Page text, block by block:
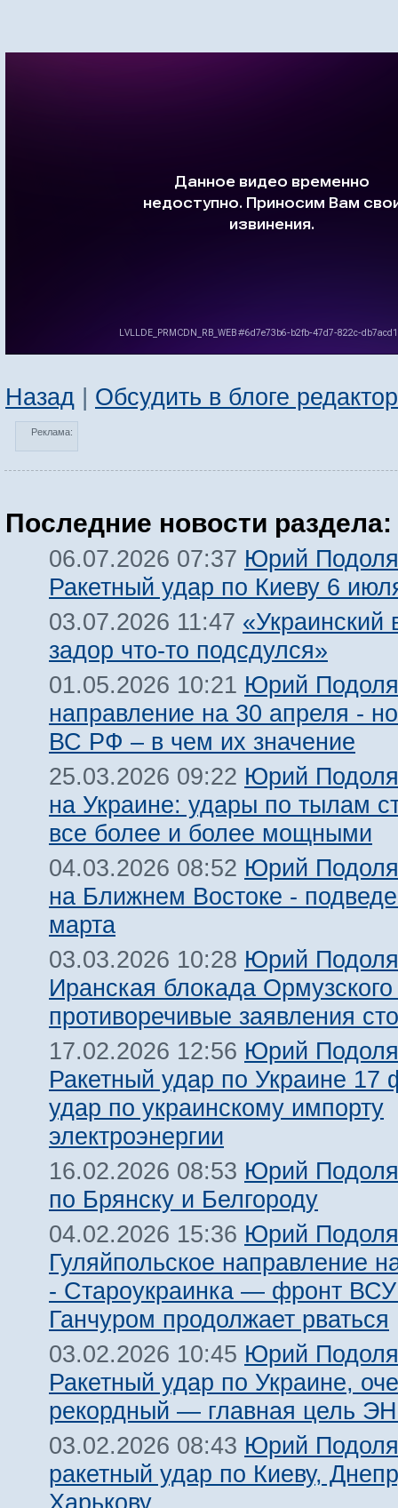
Назад | Обсудить в блоге
Реклама:
Последние новости раздела:
06.07.2026 07:37 Юрий
Ракетный удар по Киеву 6
03.07.2026 11:47 «Украинский
задор что-то подсдулся»
01.05.2026 10:21 Юрий
направление на 30 апреля -
ВС РФ – в чем их значение
25.03.2026 09:22 Юрий
на Украине: удары по тылам
все более и более мощными
04.03.2026 08:52 Юрий
на Ближнем Востоке -
марта
03.03.2026 10:28 Юрий
Иранская блокада
противоречивые заявления
17.02.2026 12:56 Юрий
Ракетный удар по Украине 17
удар по украинскому импорту
электроэнергии
16.02.2026 08:53 Юрий
по Брянску и Белгороду
04.02.2026 15:36 Юрий
Гуляйпольское направление
- Староукраинка — фронт ВСУ
Ганчуром продолжает рваться
03.02.2026 10:45 Юрий
Ракетный удар по Украине,
рекордный — главная цель
03.02.2026 08:43 Юрий
ракетный удар по Киеву,
Харькову